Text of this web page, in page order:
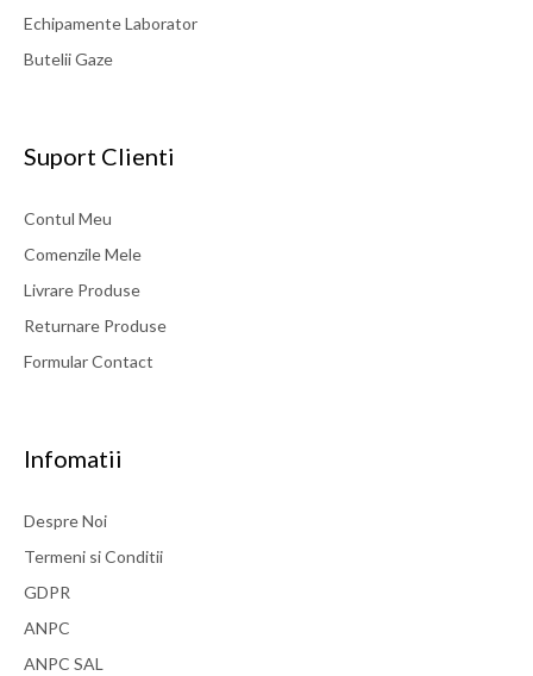
Echipamente Laborator
Butelii Gaze
Suport Clienti
Contul Meu
Comenzile Mele
Livrare Produse
Returnare Produse
Formular Contact
Infomatii
Despre Noi
Termeni si Conditii
GDPR
ANPC
ANPC SAL